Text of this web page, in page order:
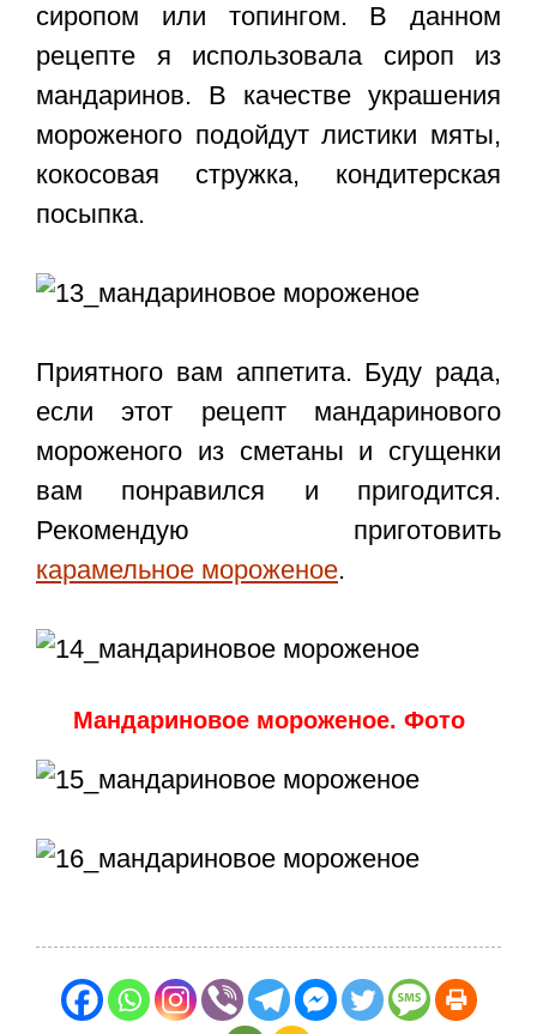
сиропом или топингом. В данном
рецепте я использовала сироп из
мандаринов. В качестве украшения
мороженого подойдут листики мяты,
кокосовая стружка, кондитерская
посыпка.
Приятного вам аппетита. Буду рада,
если этот рецепт мандаринового
мороженого из сметаны и сгущенки
вам понравился и пригодится.
Рекомендую приготовить
карамельное мороженое.
Мандариновое мороженое. Фото